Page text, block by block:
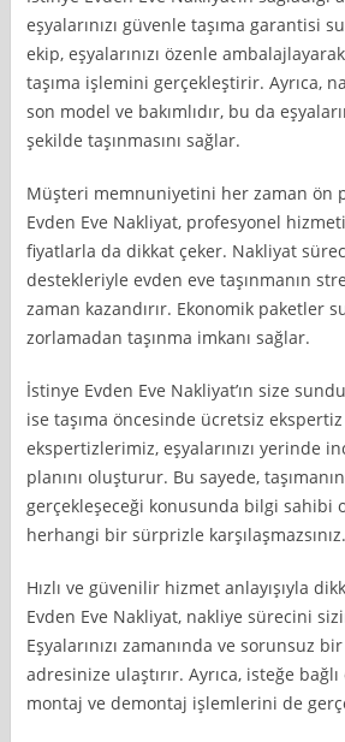
eşyalarınızı güvenle taşıma garantisi
ekip, eşyalarınızı özenle
taşıma işlemini gerçekleştirir. Ayrıca,
son model ve bakımlıdır, bu da
şekilde taşınmasını sağlar.
Müşteri memnuniyetini her zaman ön
Evden Eve Nakliyat, profesyonel
fiyatlarla da dikkat çeker. Nakliyat
destekleriyle evden eve taşınmanın
zaman kazandırır. Ekonomik paketler
zorlamadan taşınma imkanı sağlar.
İstinye Evden Eve Nakliyat’ın size
ise taşıma öncesinde ücretsiz
ekspertizlerimiz, eşyalarınızı yerinde
planını oluşturur. Bu sayede,
gerçekleşeceği konusunda bilgi sahibi
herhangi bir sürprizle karşılaşmazsınız.
Hızlı ve güvenilir hizmet anlayışıyla
Evden Eve Nakliyat, nakliye sürecini
Eşyalarınızı zamanında ve sorunsuz
adresinize ulaştırır. Ayrıca, isteğe bağlı
montaj ve demontaj işlemlerini de